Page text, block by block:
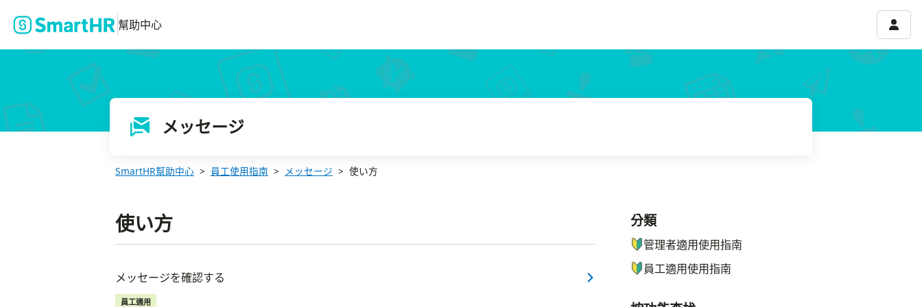
幫助中心 帳號
メッセージ
SmartHR幫助中心 員工使用指南 メッセージ 使い方
使い方
メッセージを確認する
員工適用
ナビゲーションメニュー
分類
管理者適用使用指南
員工適用使用指南